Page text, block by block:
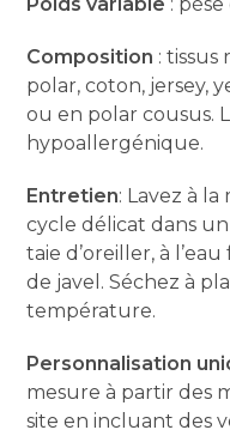
Composition : tissus
polar, coton, jersey,
ou en polar cousus.
hypoallergénique.
Entretien: Lavez à
cycle délicat dans
taie d’oreiller, à
de javel. Séchez à
température.
Personnalisation
mesure à partir des
site en incluant des